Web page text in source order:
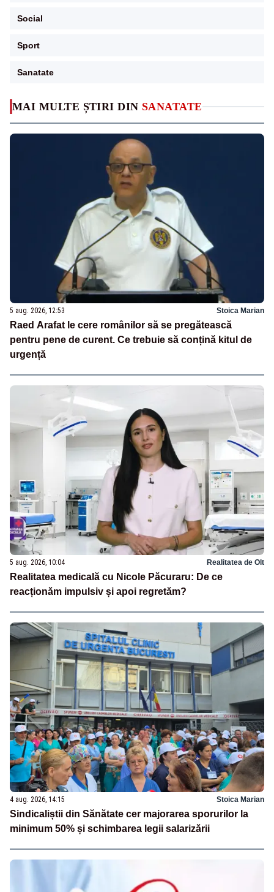
MAI MULTE ȘTIRI DIN SANATATE
5 aug. 2026, 12:53 Stoica Marian
Raed Arafat le cere românilor să se pregătească
pentru pene de curent. Ce trebuie să conțină kitul de
urgență
5 aug. 2026, 10:04 Realitatea de Olt
Realitatea medicală cu Nicole Păcuraru: De ce
reacționăm impulsiv și apoi regretăm?
4 aug. 2026, 14:15 Stoica Marian
Sindicaliștii din Sănătate cer majorarea sporurilor la
minimum 50% și schimbarea legii salarizării
Social
Sport
Sanatate